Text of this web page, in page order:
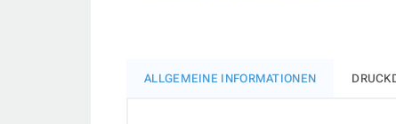
ALLGEMEINE INFORMATIONEN